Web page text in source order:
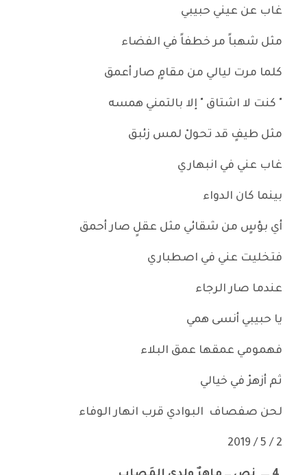
غاب عن عيني حبيبي
مثل شهباً مر خطفاً في الفضاء
كلما مرت ليالي من مقامٍ صار أعمق
" كنت لا اشتاق " إلا بالتمني همسه
مثل طيفٍ قد تحولْ لمس زئبق
غاب عني في انبهاري
بينما كان الدواء
أي بؤسٍ من شقائي مثل عقلٍ صار أحمق
فتخليت عني في اصطباري
عندما صار الرجاء
يا حبيبي أنسى همي
فهمومي عمقها عمق البلاء
ثم أزهرْ في خيالي
لحن صفصاف البوادي قرب انهار الوفاء
2 / 5 / 2019